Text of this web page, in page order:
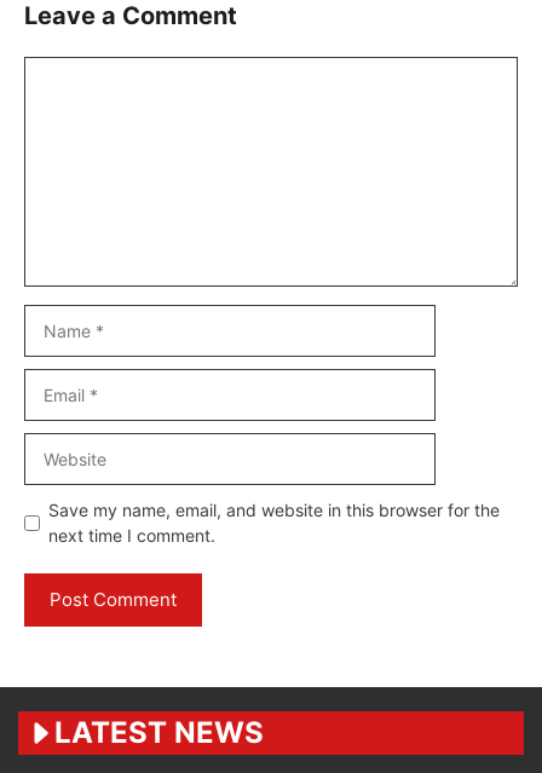
Leave a Comment
Save my name, email, and website in this browser for the
next time I comment.
LATEST NEWS